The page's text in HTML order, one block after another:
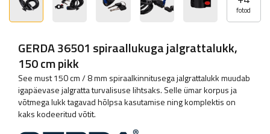
fotod
GERDA 36501 spiraallukuga jalgrattalukk,
150 cm pikk
See must 150 cm / 8 mm spiraalkinnitusega jalgrattalukk muudab
igapäevase jalgratta turvalisuse lihtsaks. Selle ümar korpus ja
võtmega lukk tagavad hõlpsa kasutamise ning komplektis on
kaks kodeeritud võtit.